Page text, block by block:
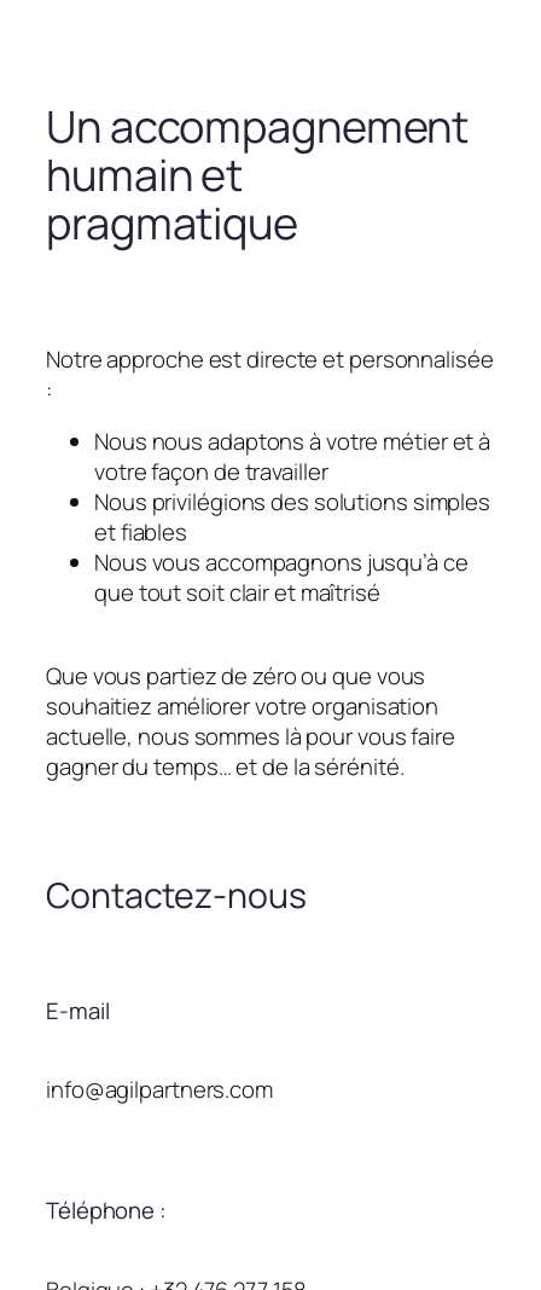
Un accompagnement
humain et
pragmatique
Notre approche est directe et personnalisée
:
Nous nous adaptons à votre métier et à
votre façon de travailler
Nous privilégions des solutions simples
et fiables
Nous vous accompagnons jusqu’à ce
que tout soit clair et maîtrisé
Que vous partiez de zéro ou que vous
souhaitiez améliorer votre organisation
actuelle, nous sommes là pour vous faire
gagner du temps… et de la sérénité.
Contactez-nous
E-mail
info@agilpartners.com
Téléphone :